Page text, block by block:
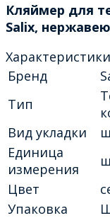
Кляймер для
Salix,
Характеристики
Бренд
Тип
Вид укладки
Единица
измерения
Цвет
Упаковка